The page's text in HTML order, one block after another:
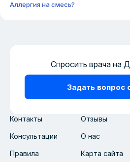
Аллергия на смесь?
Контакты Отзывы
Консультации О нас
Правила Карта сайта
Спросить врача на
Задать вопрос